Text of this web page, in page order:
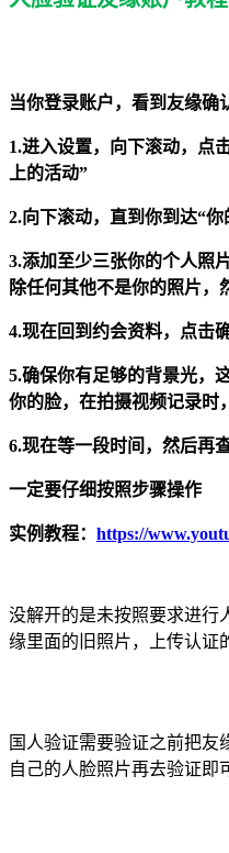
当你登录账户，看到友缘确
1.进入设置，向下滚动，点
上的活动”
2.向下滚动，直到你到达“
3.添加至少三张你的个人照
除任何其他不是你的照片，
4.现在回到约会资料，点击
5.确保你有足够的背景光，
你的脸，在拍摄视频记录时
6.现在等一段时间，然后再
一定要仔细按照步骤操作
实例教程： https://
没解开的是未按照要求进行
缘里面的旧照片，上传认证
国人验证需要验证之前把友
自己的人脸照片再去验证即